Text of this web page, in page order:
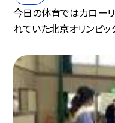
今日の体育ではカロー
れていた北京オリンピッ